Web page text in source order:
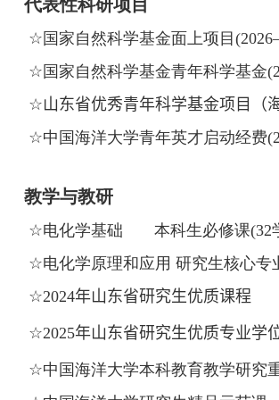
代表性科研项目
☆ 国家自然科学基金面上项目
☆ 国家自然科学基金青年科学基金
☆山东省优秀青年科学基金项目 （
☆中国海洋大学青年英才启动经费
教学与教研
☆电化学基础 本科生必修课(32
☆电化学原理和应用 研究生核心专
☆2024年山东省研究生优质课
☆2025年山东省研究生优质专业学
☆中国海洋大学本科教育教学研